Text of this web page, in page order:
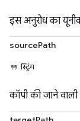
इस अनुरोध का
sourcePath
स्ट्रिंग
कॉपी की जाने वाली